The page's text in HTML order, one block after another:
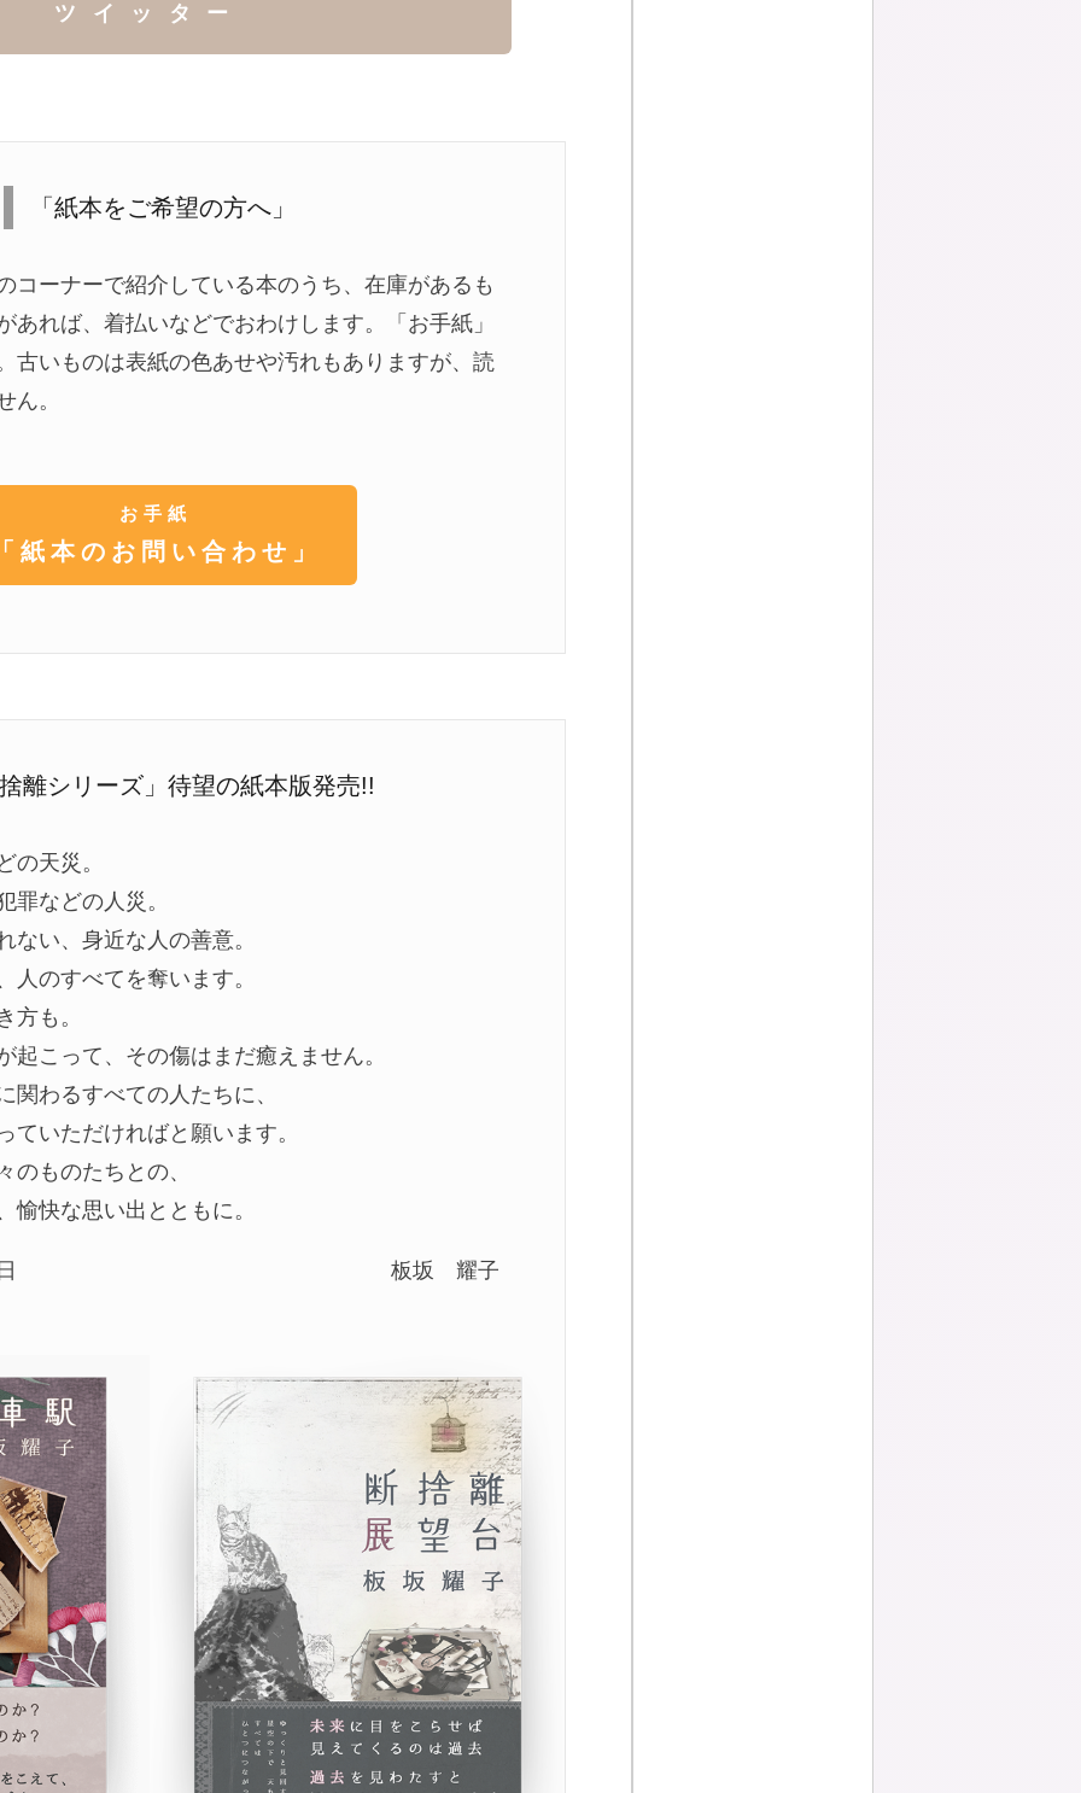
ツイッター
「紙本をご希望の方へ」
コーナーで紹介している本のうち、在庫があるも
あれば、着払いなどでおわけします。「お手紙」
古いものは表紙の色あせや汚れもありますが、読
ん。
お手紙
紙本のお問い合わせ」
離シリーズ」待望の紙本版発売!!
の天災。
罪などの人災。
ない、身近な人の善意。
人のすべてを奪います。
方も。
起こって、その傷はまだ癒えません。
関わるすべての人たちに、
ていただければと願います。
のものたちとの、
愉快な思い出とともに。
板坂 耀子